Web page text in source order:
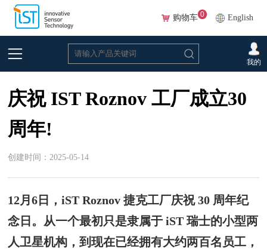
English
购物车 0
我的
首页 新闻和技术分享 > 新闻和活动
庆祝 IST Roznov 工厂成立30
周年!
创建时间：2025-05-14
12月6日，iST Roznov 捷克工厂庆祝 30 周年纪
念日。从一个最初只是隶属于 iST 瑞士的小型两
人卫星机构，到现在已经拥有大约两百名员工，